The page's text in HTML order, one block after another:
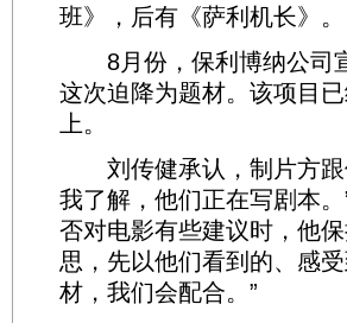
班》，后有《萨利机长》。
8月份，保利博纳公司
这次迫降为题材。该项目
上。
刘传健承认，制片方跟
我了解，他们正在写剧本
否对电影有些建议时，他
思，先以他们看到的、感
材，我们会配合。”